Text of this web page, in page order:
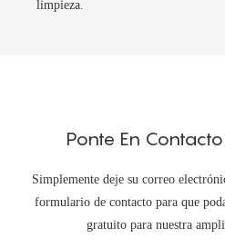
limpieza.
Ponte En
Simplemente deje su correo
formulario de contacto para que
gratuito para nuestra